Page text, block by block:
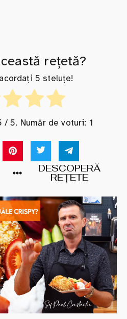
rețetă?
5 steluțe!
/ 5. Număr de voturi: 1
DESCOPERĂ
REȚETE